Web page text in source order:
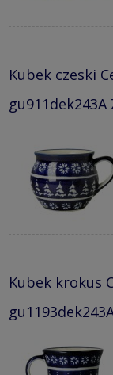
Kubek czeski
gu911dek243A
Kubek krokus